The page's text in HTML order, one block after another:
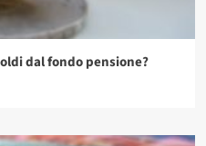
dal fondo pensione?